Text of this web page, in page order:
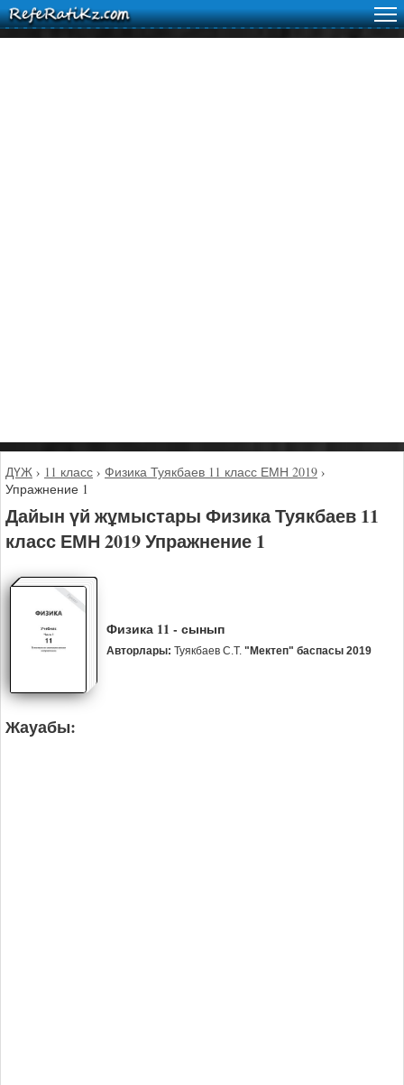
ДҮЖ › 11 класс › Физика Туякбаев 11 класс ЕМН 2019 ›
Упражнение 1
Дайын үй жұмыстары Физика Туякбаев 11
класс ЕМН 2019 Упражнение 1
Физика 11 - сынып
Авторлары: Туякбаев С.Т. "Мектеп" баспасы 2019
Жауабы: